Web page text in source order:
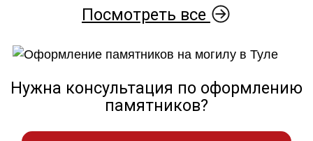
Посмотреть все
Нужна консультация по оформлению
памятников?